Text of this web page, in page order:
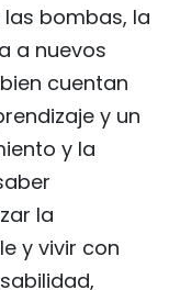
bombas, la
a nuevos
cuentan
y un
y la
la
y vivir con